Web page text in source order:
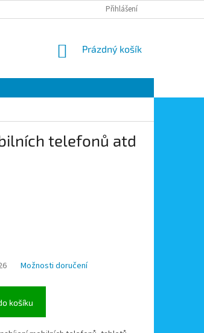
ÚDAJŮ MOJE OBJEDNÁVKA
Přihlášení
NÁKUPNÍ
Prázdný košík
telefonů atd
Možnosti doručení
košíku